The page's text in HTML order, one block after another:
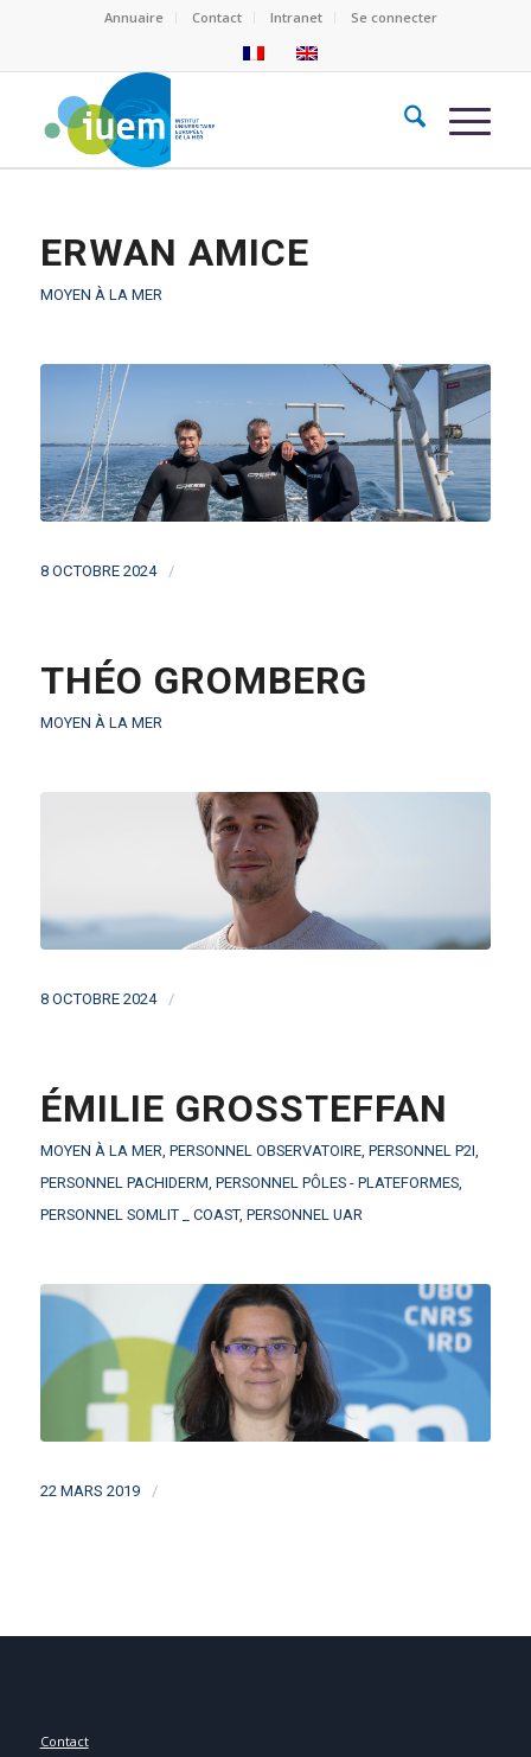
Annuaire Contact Intranet Se connecter
ERWAN AMICE
MOYEN À LA MER
8 OCTOBRE 2024 /
THÉO GROMBERG
MOYEN À LA MER
8 OCTOBRE 2024 /
ÉMILIE GROSSTEFFAN
MOYEN À LA MER, PERSONNEL OBSERVATOIRE, PERSONNEL P2I,
PERSONNEL PACHIDERM, PERSONNEL PÔLES - PLATEFORMES,
PERSONNEL SOMLIT _ COAST, PERSONNEL UAR
22 MARS 2019 /
Contact